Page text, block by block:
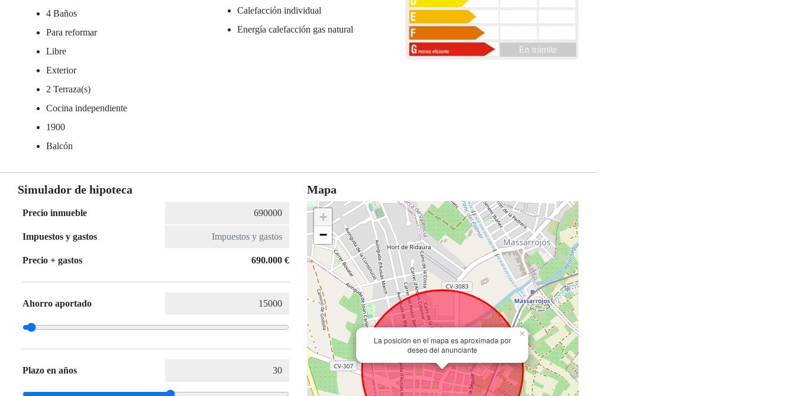
4 Baños
Para reformar
Libre
Exterior
2 Terraza(s)
Cocina independiente
1900
Balcón
Calefacción individual
Energía calefacción gas natural
En trámite
Simulador de hipoteca
Precio inmueble
Impuestos y gastos
Precio + gastos 690.000 €
Ahorro aportado
Plazo en años
Mapa
La posición en el mapa es aproximada por
deseo del anunciante
×
+
−